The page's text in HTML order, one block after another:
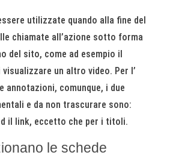
utilizzate quando alla fine del
chiamate all’azione sotto forma
del sito, come ad esempio il
un altro video. Per l’
annotazioni, comunque, i due
e da non trascurare sono:
il link, eccetto che per i titoli.
le schede